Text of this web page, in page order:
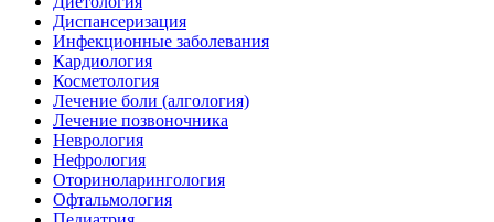
Диспансеризация
Инфекционные заболевания
Кардиология
Косметология
Лечение боли (алгология)
Лечение позвоночника
Неврология
Нефрология
Оториноларингология
Офтальмология